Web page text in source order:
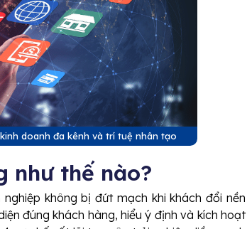
doanh đa kênh và trí tuệ nhân tạo
như thế nào?
không bị đứt mạch khi khách đổi nền
đúng khách hàng, hiểu ý định và kích hoạt